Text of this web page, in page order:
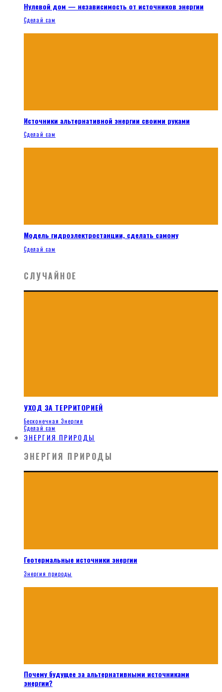
Нулевой дом — независимость от источников энергии
Сделай сам
Источники альтернативной энергии своими руками
Сделай сам
Модель гидроэлектростанции, сделать самому
Сделай сам
СЛУЧАЙНОЕ
УХОД ЗА ТЕРРИТОРИЕЙ
Бесконечная Энергия
Сделай сам
ЭНЕРГИЯ ПРИРОДЫ
ЭНЕРГИЯ ПРИРОДЫ
Геотермальные источники энергии
Энергия природы
Почему будущее за альтернативными источниками
энергии?